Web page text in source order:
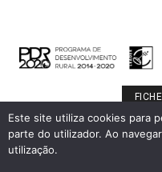
Este site utiliza cookies para
parte do utilizador. Ao
utilização.